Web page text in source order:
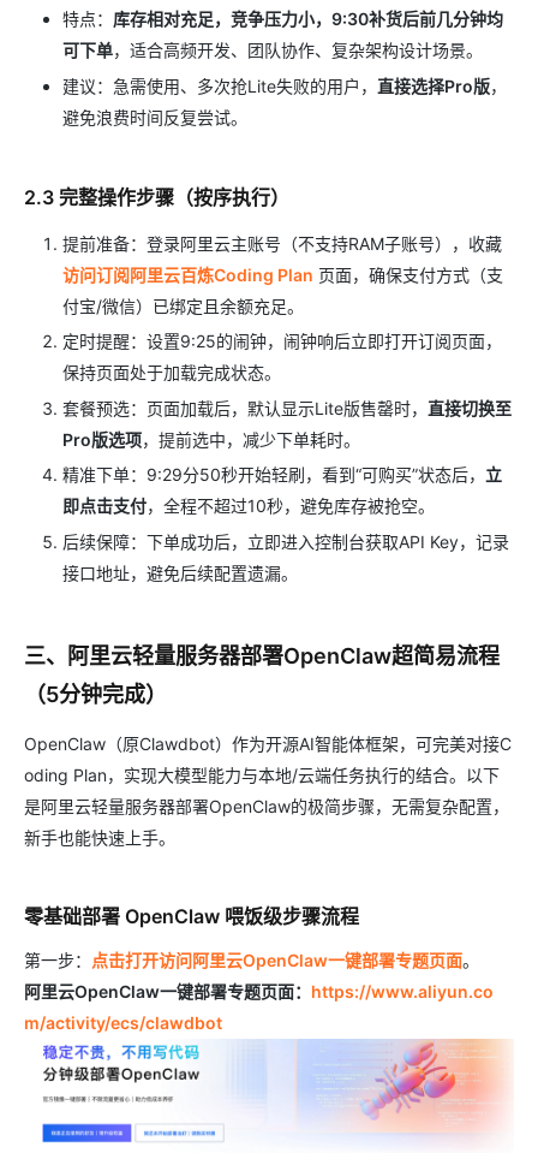
特点： 库存相对充足，竞争压力小，9:30补货后前几分钟均
可下单，适合高频开发、团队协作、复杂架构设计场景。
建议：急需使用、多次抢Lite失败的用户， 直接选择Pro版，
避免浪费时间反复尝试。
2.3 完整操作步骤（按序执行）
提前准备：登录阿里云主账号（不支持RAM子账号），收藏
访问订阅阿里云百炼Coding Plan 页面，确保支付方式（支
付宝/微信）已绑定且余额充足。
定时提醒：设置9:25的闹钟，闹钟响后立即打开订阅页面，
保持页面处于加载完成状态。
套餐预选：页面加载后，默认显示Lite版售罄时， 直接切换至
Pro版选项，提前选中，减少下单耗时。
精准下单：9:29分50秒开始轻刷，看到“可购买”状态后， 立
即点击支付，全程不超过10秒，避免库存被抢空。
后续保障：下单成功后，立即进入控制台获取API Key，记录
接口地址，避免后续配置遗漏。
三、阿里云轻量服务器部署OpenClaw超简易流程
（5分钟完成）
OpenClaw（原Clawdbot）作为开源AI智能体框架，可完美对接C
oding Plan，实现大模型能力与本地/云端任务执行的结合。以下
是阿里云轻量服务器部署OpenClaw的极简步骤，无需复杂配置，
新手也能快速上手。
零基础部署 OpenClaw 喂饭级步骤流程
第一步： 点击打开访问阿里云OpenClaw一键部署专题页面。
阿里云OpenClaw一键部署专题页面： https://www.aliyun.co
m/activity/ecs/clawdbot